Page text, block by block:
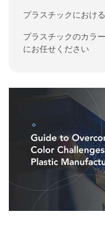
プラスチックにおけ
プラスチックのカラ
にお任せください